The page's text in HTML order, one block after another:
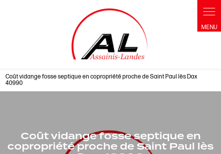
Coût vidange fosse septique en copropriété proche de Saint Paul lès Dax
40990
Coût vidange fosse septique en
copropriété proche de Saint Paul lès